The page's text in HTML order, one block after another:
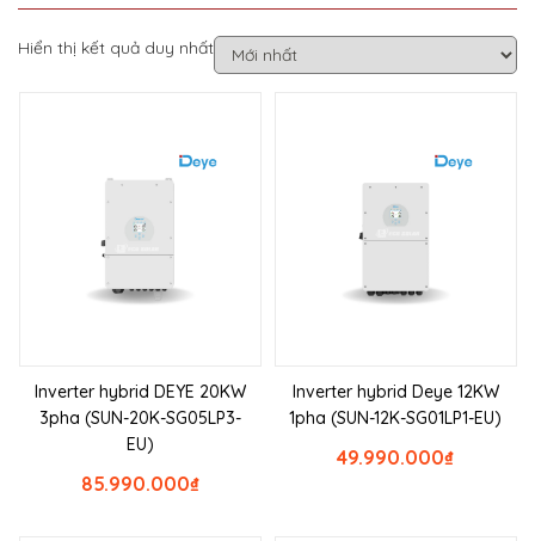
Hiển thị kết quả duy nhất
Inverter hybrid DEYE 20KW
3pha (SUN-20K-SG05LP3-
EU)
₫
85.990.000
Inverter hybrid Deye 12KW
1pha (SUN-12K-SG01LP1-EU)
₫
49.990.000